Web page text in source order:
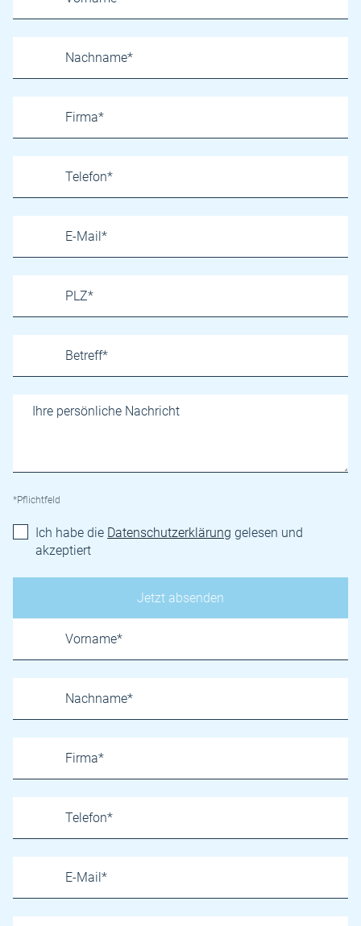
*Pflichtfeld
Ich habe die Datenschutzerklärung gelesen und
akzeptiert